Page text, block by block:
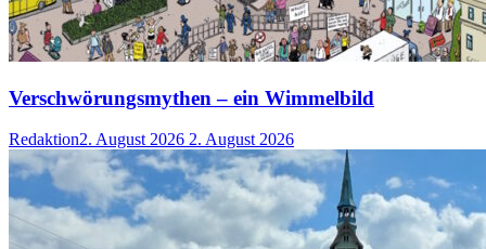
Verschwörungsmythen – ein Wimmelbild
Redaktion2. August 2026 2. August 2026